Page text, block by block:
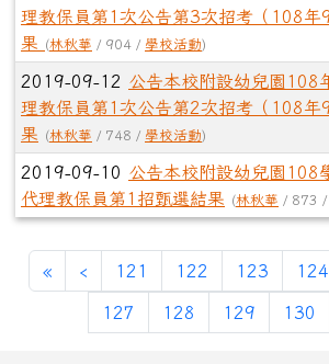
理教保員第1次公告第3次招考（108年
果
(林秋華 / 904 / 學校活動)
2019-09-12 公告本校附設幼兒園108
理教保員第1次公告第2次招考（108年
果
(林秋華 / 748 / 學校活動)
2019-09-10 公告本校附設幼兒園108
代理教保員第1招甄選結果
(林秋華 / 873 /
«第一頁
‹上一頁
121 122 123 124
127 128 129 130